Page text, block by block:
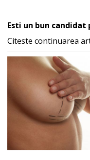
Esti un bun
Citeste continuarea